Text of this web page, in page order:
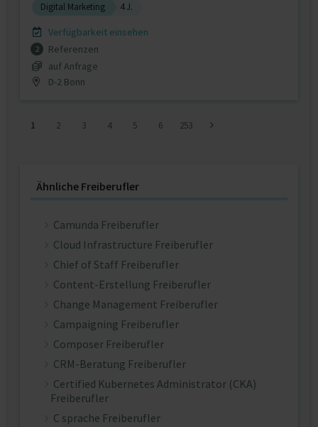
Digital Marketing
4 J.
Verfügbarkeit einsehen
2
Referenzen
auf Anfrage
D-2 Bonn
1 2 3 4 5 6 253
Ähnliche Freiberufler
Camunda Freiberufler
Cloud Infrastructure Freiberufler
Chief of Staff Freiberufler
Content-Erstellung Freiberufler
Change Management Freiberufler
Campaigning Freiberufler
Composer Freiberufler
CRM-Beratung Freiberufler
Certified Kubernetes Administrator (CKA)
Freiberufler
C sprache Freiberufler